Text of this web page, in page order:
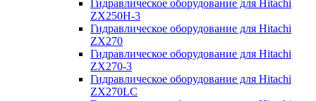
Гидравлическое оборудование для Hitachi
ZX250Н-3
Гидравлическое оборудование для Hitachi
ZX270
Гидравлическое оборудование для Hitachi
ZX270-3
Гидравлическое оборудование для Hitachi
ZX270LC